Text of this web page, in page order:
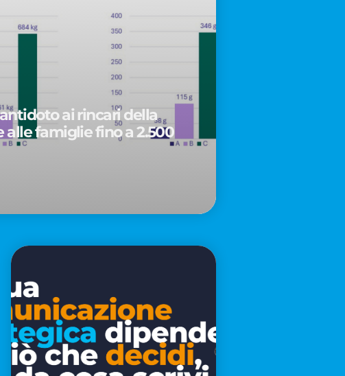
ai rincari della
famiglie fino a 2.500